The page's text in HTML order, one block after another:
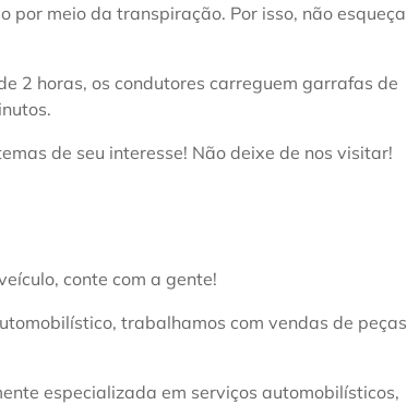
por meio da transpiração. Por isso, não esqueça
2 horas, os condutores carreguem garrafas de
de seu interesse! Não deixe de nos visitar!
conte com a gente!
trabalhamos com vendas de peças
especializada em serviços automobilísticos,